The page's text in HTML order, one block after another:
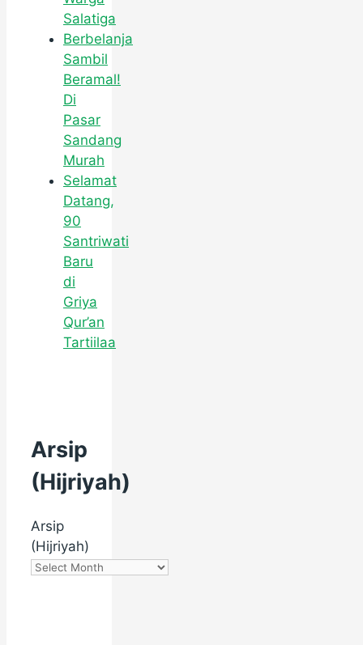
Salatiga
Berbelanja
Sambil
Beramal!
Di
Pasar
Sandang
Murah
Selamat
Datang,
90
Santriwati
Baru
di
Griya
Qur’an
Tartiilaa
Arsip
(Hijriyah)
Arsip
(Hijriyah)